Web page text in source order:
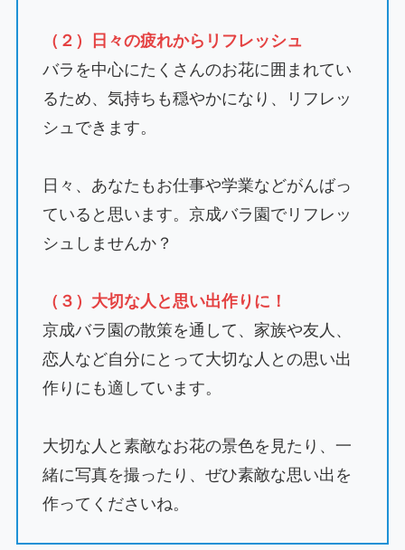
（２）日々の疲れからリフレッシュ
バラを中心にたくさんのお花に囲まれてい
るため、気持ちも穏やかになり、リフレッ
シュできます。
日々、あなたもお仕事や学業などがんばっ
ていると思います。京成バラ園でリフレッ
シュしませんか？
（３）大切な人と思い出作りに！
京成バラ園の散策を通して、家族や友人、
恋人など自分にとって大切な人との思い出
作りにも適しています。
大切な人と素敵なお花の景色を見たり、一
緒に写真を撮ったり、ぜひ素敵な思い出を
作ってくださいね。